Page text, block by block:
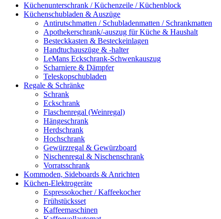
Küchenunterschrank / Küchenzeile / Küchenblock
Küchenschubladen & Auszüge
Antirutschmatten / Schubladenmatten / Schrankmatten
Apothekerschrank/-auszug für Küche & Haushalt
Besteckkasten & Besteckeinlagen
Handtuchauszüge & -halter
LeMans Eckschrank-Schwenkauszug
Scharniere & Dämpfer
Teleskopschubladen
Regale & Schränke
Schrank
Eckschrank
Flaschenregal (Weinregal)
Hängeschrank
Herdschrank
Hochschrank
Gewürzregal & Gewürzboard
Nischenregal & Nischenschrank
Vorratsschrank
Kommoden, Sideboards & Anrichten
Küchen-Elektrogeräte
Espressokocher / Kaffeekocher
Frühstücksset
Kaffeemaschinen